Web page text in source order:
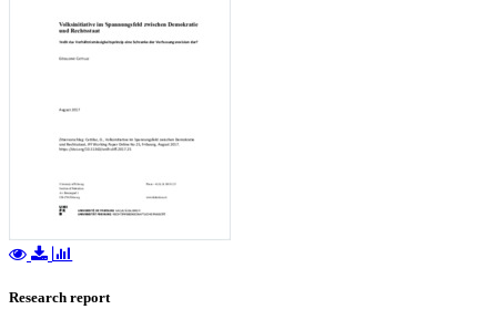
Research report